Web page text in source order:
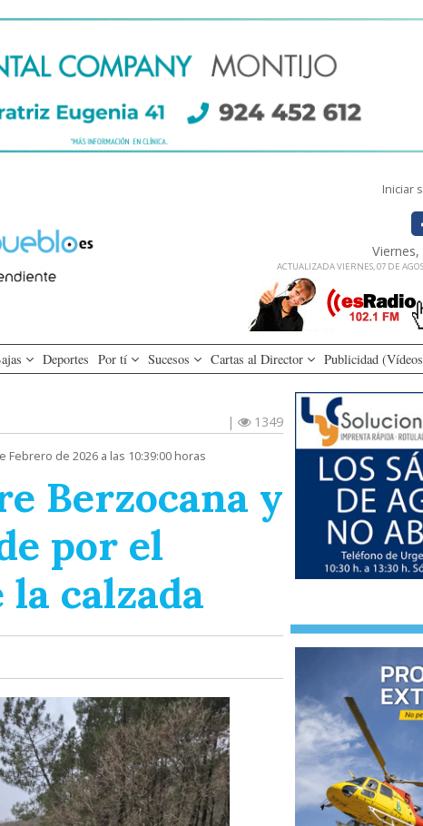
Iniciar
ACTUALIZADA VIERNES, 07 DE
Deportes Por tí Sucesos Cartas al Director Publicidad
|
1349
Febrero de 2026 a las 10:39:00 horas
Berzocana y
por el
calzada